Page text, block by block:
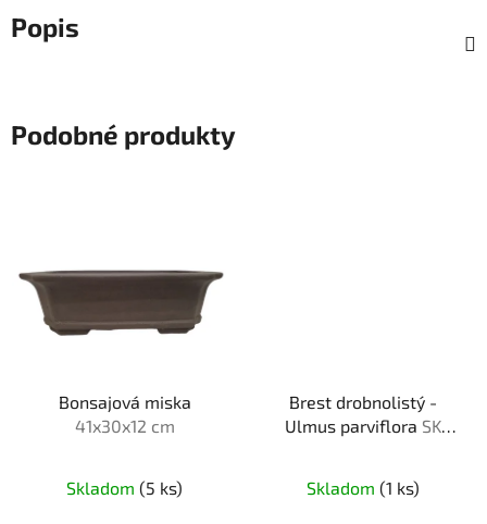
Popis
Podobné produkty
Bonsajová miska
41x30x12 cm
Skladom (5 ks)
Brest drobnolistý -
Ulmus parviflora SK
Skladom (1 ks)